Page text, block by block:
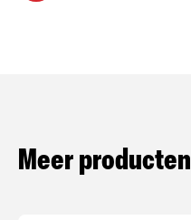
Meer producten